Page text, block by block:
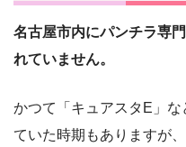
名古屋市内にパンチラ専
れていません。
かつて「キュアスタE」
ていた時期もありますが